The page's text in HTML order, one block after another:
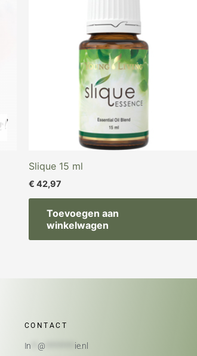
Slique 15 ml
€ 42,97
Toevoegen aan
winkelwagen
CONTACT
In @
ie.nl